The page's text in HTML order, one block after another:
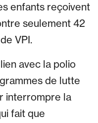
enfants reçoivent
seulement 42
VPI.
avec la polio
de lutte
interrompre la
fait que